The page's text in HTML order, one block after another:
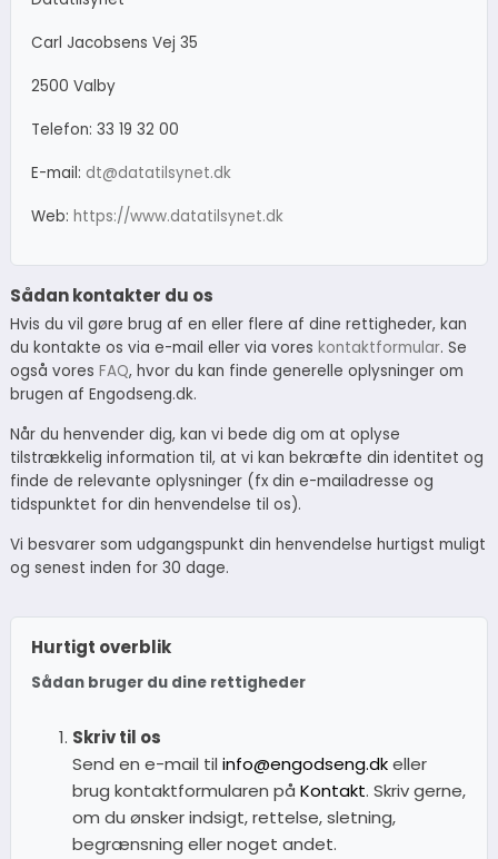
Carl Jacobsens Vej 35
2500 Valby
Telefon: 33 19 32 00
E-mail: dt@datatilsynet.dk
Web: https://www.datatilsynet.dk
Sådan kontakter du os
Hvis du vil gøre brug af en eller flere af dine rettigheder, kan
du kontakte os via e-mail eller via vores kontaktformular. Se
også vores FAQ, hvor du kan finde generelle oplysninger om
brugen af Engodseng.dk.
Når du henvender dig, kan vi bede dig om at oplyse
tilstrækkelig information til, at vi kan bekræfte din identitet og
finde de relevante oplysninger (fx din e-mailadresse og
tidspunktet for din henvendelse til os).
Vi besvarer som udgangspunkt din henvendelse hurtigst muligt
og senest inden for 30 dage.
Hurtigt overblik
Sådan bruger du dine rettigheder
Skriv til os
Send en e-mail til info@engodseng.dkeller
brug kontaktformularen på Kontakt. Skriv gerne,
om du ønsker indsigt, rettelse, sletning,
begrænsning eller noget andet.